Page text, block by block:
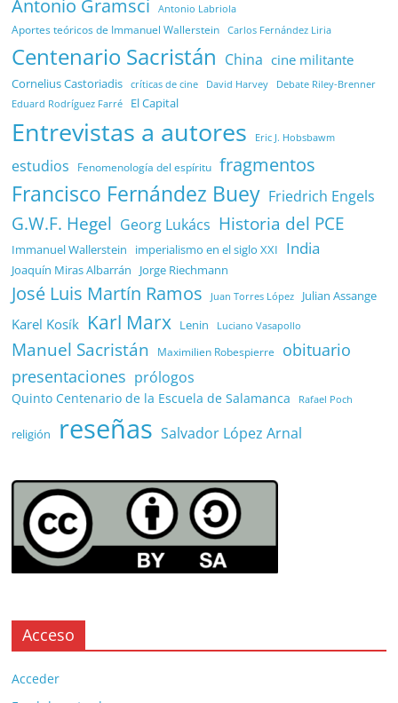
Antonio Gramsci Antonio Labriola
Aportes teóricos de Immanuel Wallerstein Carlos Fernández Liria
Centenario Sacristán China cine militante
Cornelius Castoriadis críticas de cine David Harvey Debate Riley-Brenner
Eduard Rodríguez Farré El Capital
Entrevistas a autores Eric J. Hobsbawm
estudios Fenomenología del espíritu fragmentos
Francisco Fernández Buey Friedrich Engels
G.W.F. Hegel Georg Lukács Historia del PCE
Immanuel Wallerstein imperialismo en el siglo XXI India
Joaquín Miras Albarrán Jorge Riechmann
José Luis Martín Ramos Juan Torres López Julian Assange
Karel Kosík Karl Marx Lenin Luciano Vasapollo
Manuel Sacristán Maximilien Robespierre
obituario
presentaciones prólogos
Quinto Centenario de la Escuela de Salamanca Rafael Poch
religión reseñas Salvador López Arnal
Acceso
Acceder